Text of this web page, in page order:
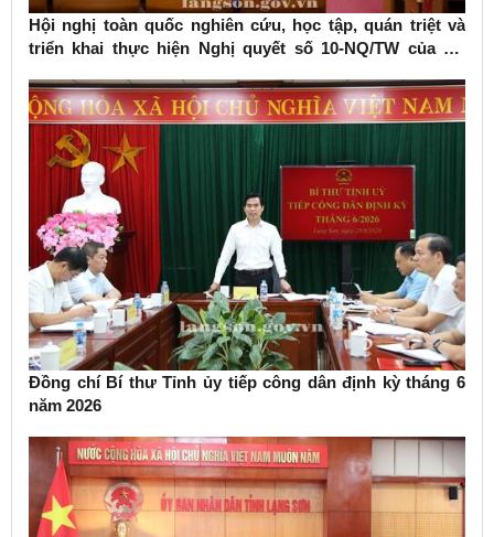
Hội nghị toàn quốc nghiên cứu, học tập, quán triệt và
triển khai thực hiện Nghị quyết số 10-NQ/TW của Bộ
Đồng chí Bí thư Tỉnh ủy tiếp công dân định kỳ tháng 6
năm 2026